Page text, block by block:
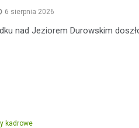
6 sierpnia 2026
nad Jeziorem Durowskim
kadrowe